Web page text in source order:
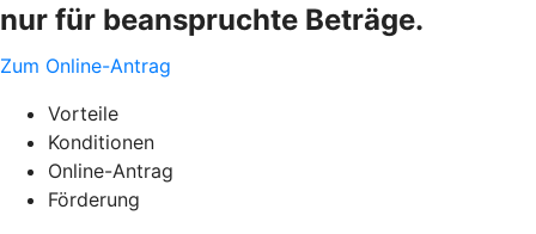
nur für beanspruchte Beträge.
Zum Online-Antrag
Vorteile
Konditionen
Online-Antrag
Förderung